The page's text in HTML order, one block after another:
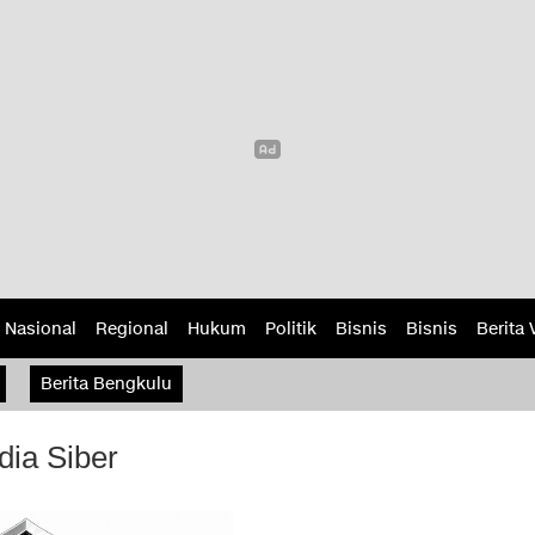
Nasional Regional Hukum Politik Bisnis Bisnis Berita
Berita Bengkulu
Siber